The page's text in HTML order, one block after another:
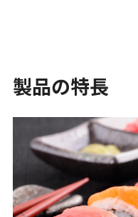
製品の特長